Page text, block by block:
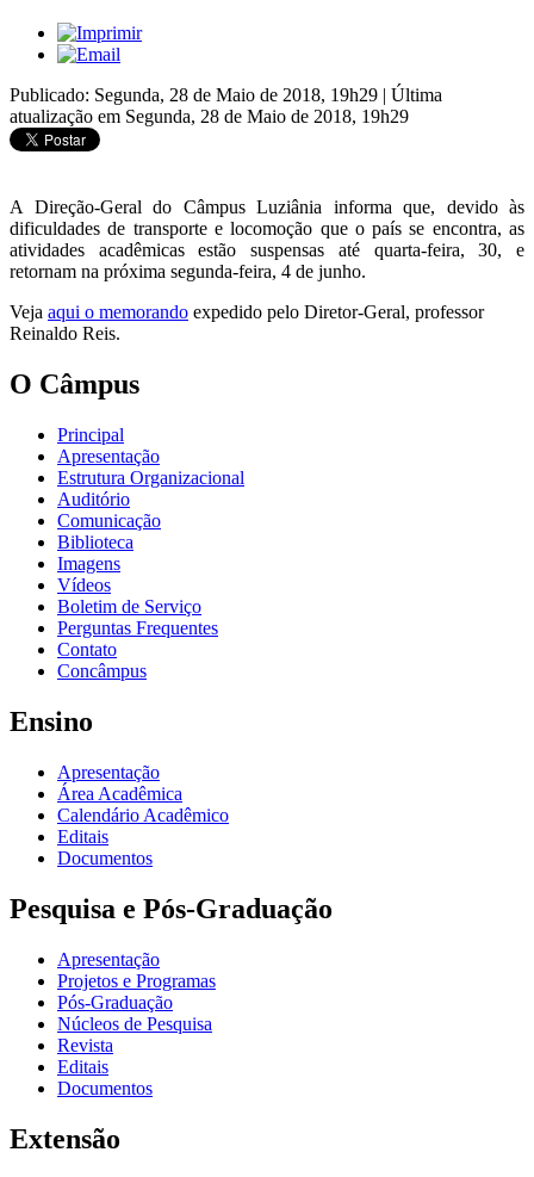
Publicado: Segunda, 28 de Maio de 2018, 19h29 | Última
atualização em Segunda, 28 de Maio de 2018, 19h29
A Direção-Geral do Câmpus Luziânia informa que, devido às
dificuldades de transporte e locomoção que o país se encontra, as
atividades acadêmicas estão suspensas até quarta-feira, 30, e
retornam na próxima segunda-feira, 4 de junho.
Veja aqui o memorando expedido pelo Diretor-Geral, professor
Reinaldo Reis.
O Câmpus
Principal
Apresentação
Estrutura Organizacional
Auditório
Comunicação
Biblioteca
Imagens
Vídeos
Boletim de Serviço
Perguntas Frequentes
Contato
Concâmpus
Ensino
Apresentação
Área Acadêmica
Calendário Acadêmico
Editais
Documentos
Pesquisa e Pós-Graduação
Apresentação
Projetos e Programas
Pós-Graduação
Núcleos de Pesquisa
Revista
Editais
Documentos
Extensão